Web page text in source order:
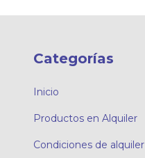
Categorías
Inicio
Productos en Alquiler
Condiciones de alquiler